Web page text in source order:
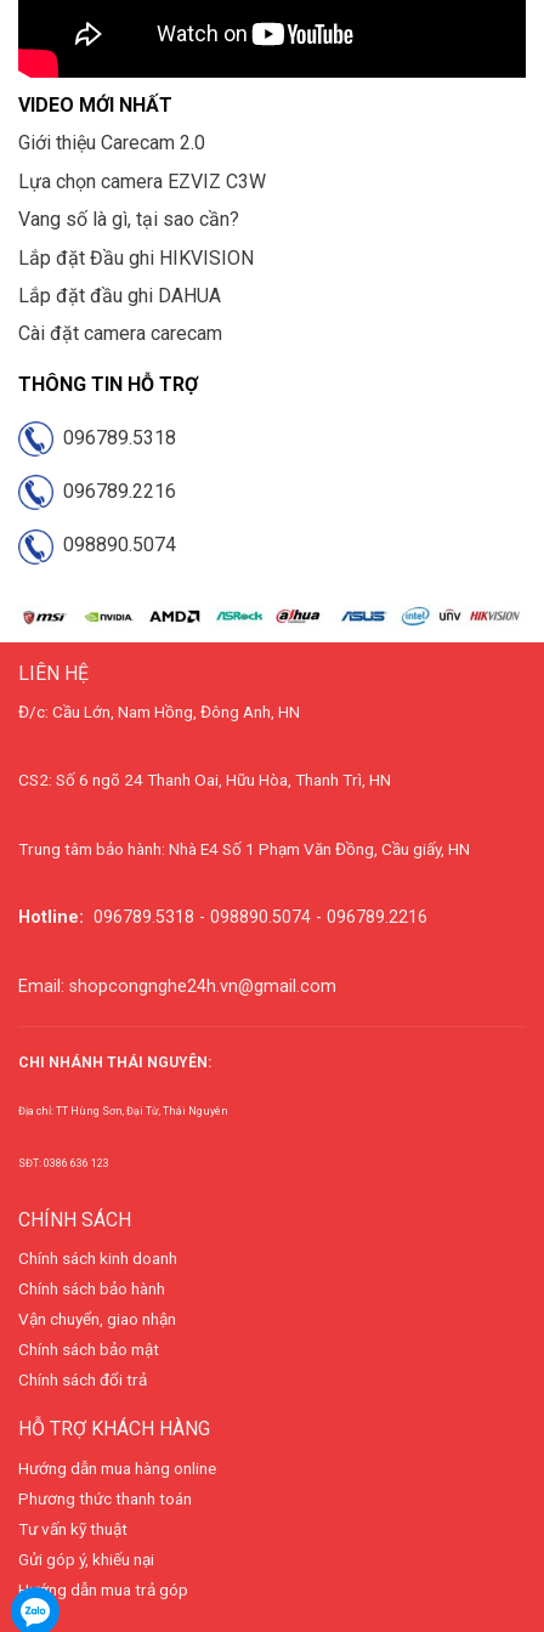
VIDEO MỚI NHẤT
Giới thiệu Carecam 2.0
Lựa chọn camera EZVIZ C3W
Vang số là gì, tại sao cần?
Lắp đặt Đầu ghi HIKVISION
Lắp đặt đầu ghi DAHUA
Cài đặt camera carecam
THÔNG TIN HỖ TRỢ
096789.5318
096789.2216
098890.5074
LIÊN HỆ
Đ/c: Cầu Lớn, Nam Hồng, Đông Anh, HN
CS2: Số 6 ngõ 24 Thanh Oai, Hữu Hòa, Thanh Trì, HN
Trung tâm bảo hành: Nhà E4 Số 1 Phạm Văn Đồng, Cầu giấy, HN
Hotline: 096789.5318 - 098890.5074 - 096789.2216
Email: shopcongnghe24h.vn@gmail.com
CHI NHÁNH THÁI NGUYÊN:
Địa chỉ: TT Hùng Sơn, Đại Từ, Thái Nguyên
SĐT: 0386 636 123
CHÍNH SÁCH
Chính sách kinh doanh
Chính sách bảo hành
Vận chuyển, giao nhận
Chính sách bảo mật
Chính sách đổi trả
HỖ TRỢ KHÁCH HÀNG
Hướng dẫn mua hàng online
Phương thức thanh toán
Tư vấn kỹ thuật
Gửi góp ý, khiếu nại
Hướng dẫn mua trả góp